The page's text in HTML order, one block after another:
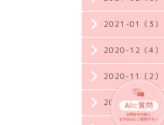
2021-01（3）
2020-12（4）
2020-11（2）
2020-10（3）